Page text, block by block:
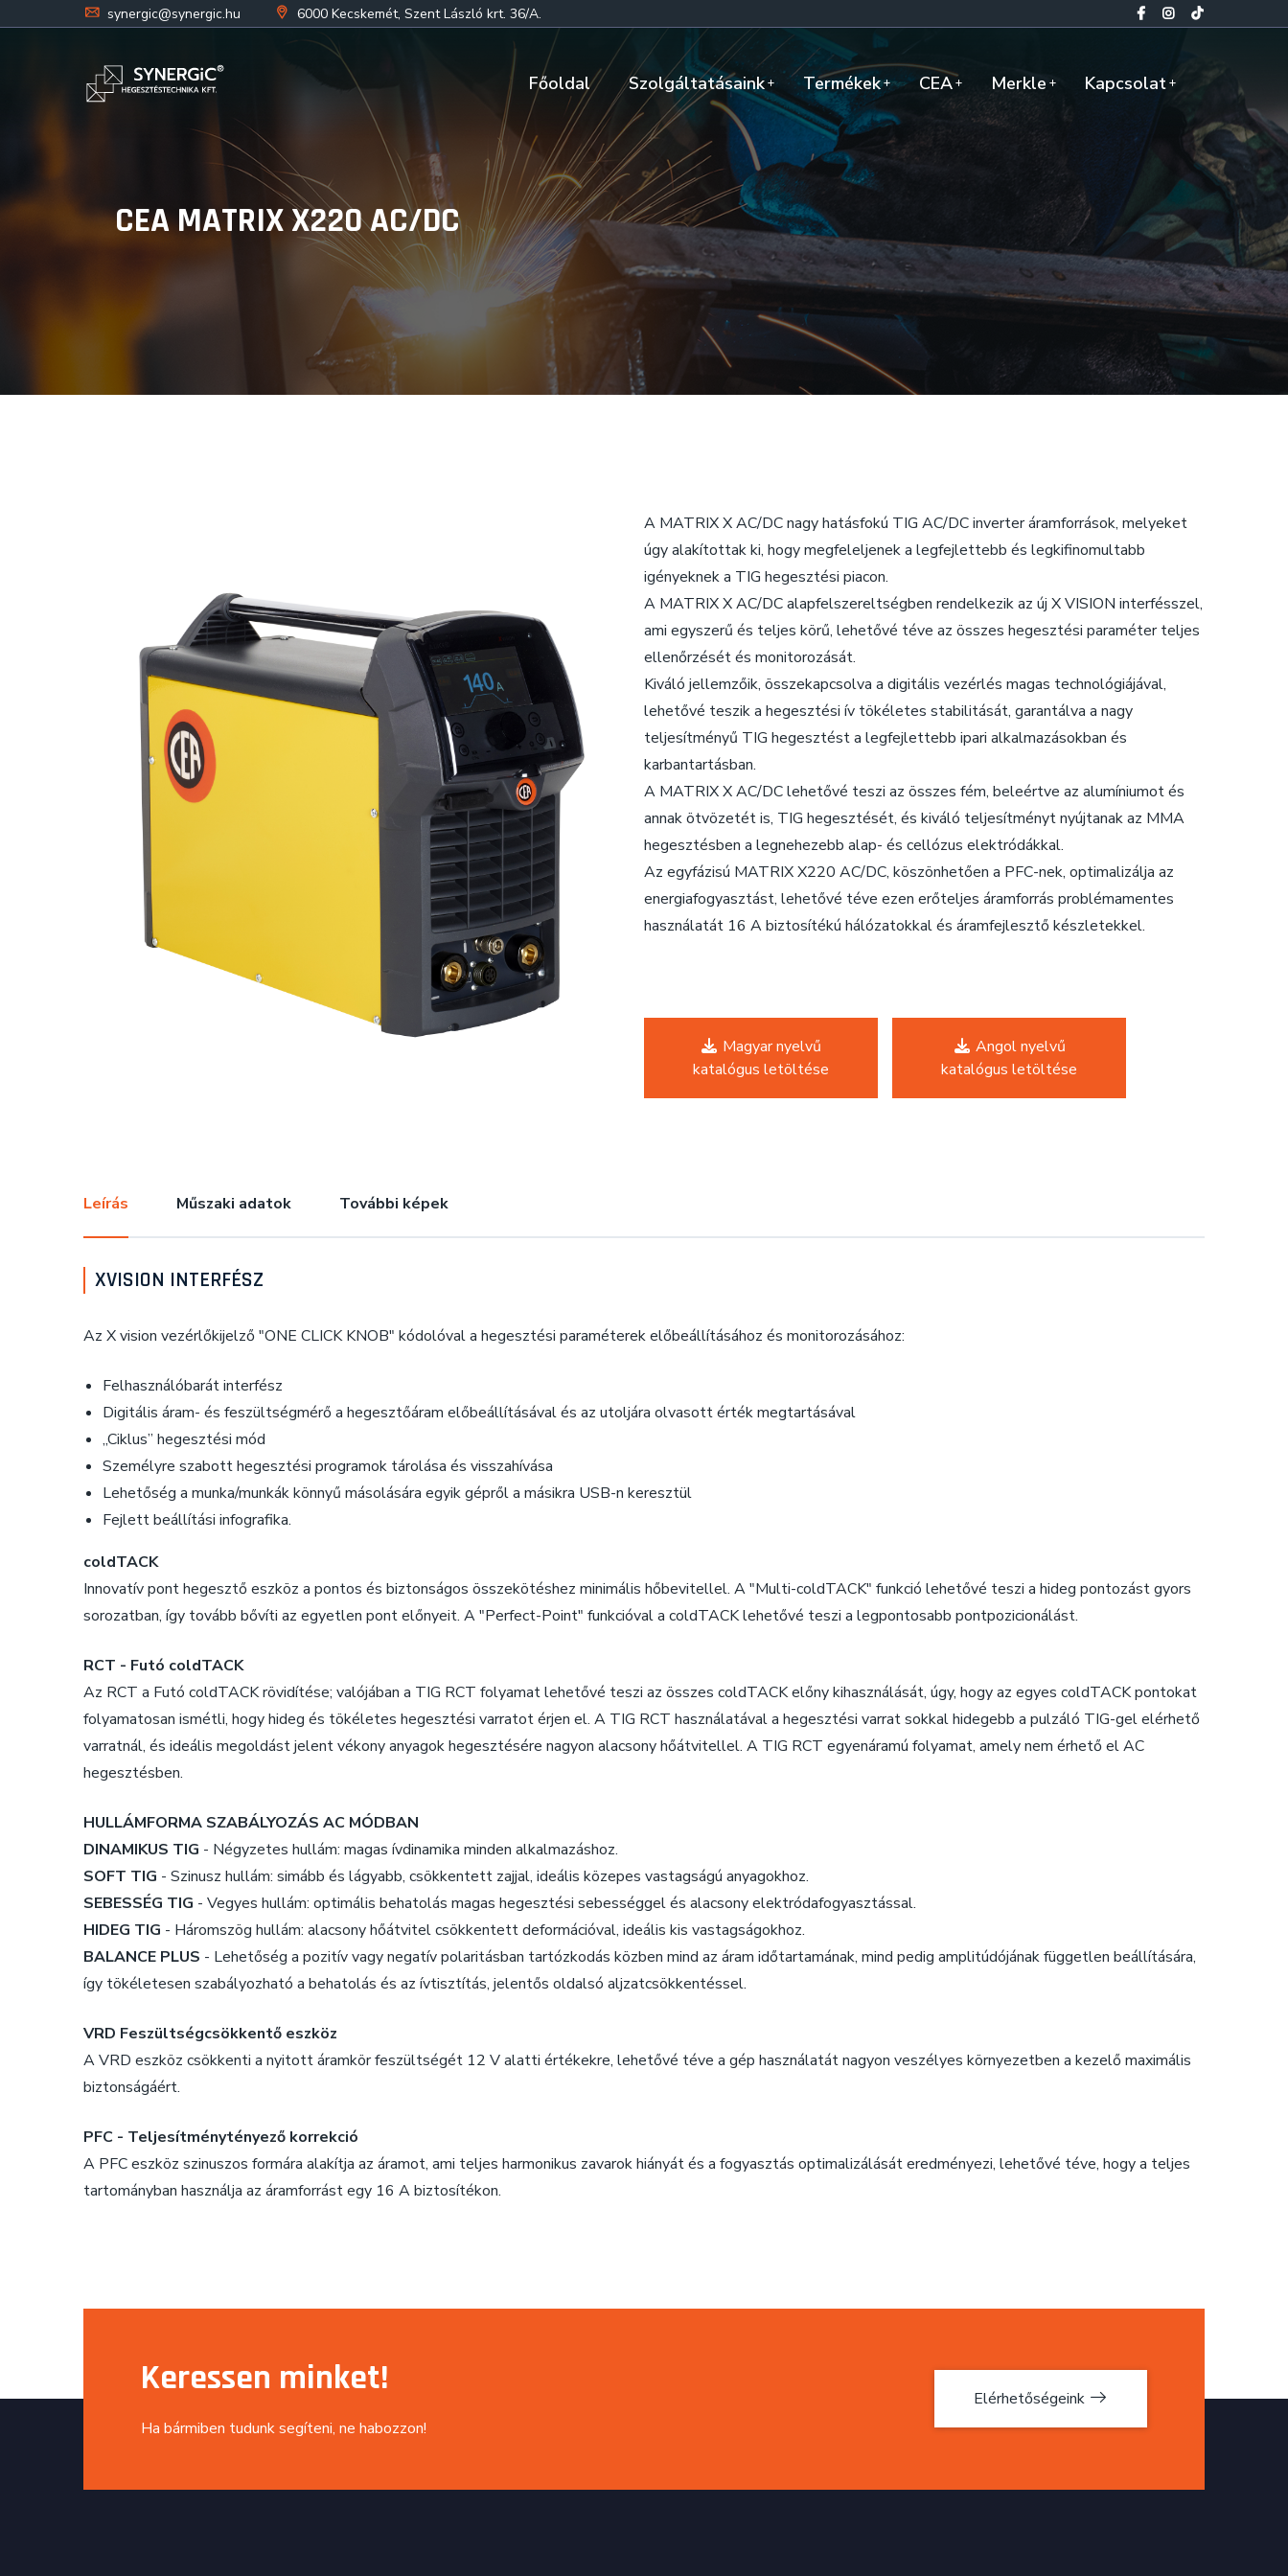
synergic@synergic.hu 6000 Kecskemét, Szent László krt. 36/A.
Főoldal Szolgáltatásaink Termékek CEA Merkle Kapcsolat
CEA MATRIX X220 AC/DC
A MATRIX X AC/DC nagy hatásfokú TIG AC/DC inverter áramforrások, melyeket
úgy alakítottak ki, hogy megfeleljenek a legfejlettebb és legkifinomultabb
igényeknek a TIG hegesztési piacon.
A MATRIX X AC/DC alapfelszereltségben rendelkezik az új X VISION interfésszel,
ami egyszerű és teljes körű, lehetővé téve az összes hegesztési paraméter teljes
ellenőrzését és monitorozását.
Kiváló jellemzőik, összekapcsolva a digitális vezérlés magas technológiájával,
lehetővé teszik a hegesztési ív tökéletes stabilitását, garantálva a nagy
teljesítményű TIG hegesztést a legfejlettebb ipari alkalmazásokban és
karbantartásban.
A MATRIX X AC/DC lehetővé teszi az összes fém, beleértve az alumíniumot és
annak ötvözetét is, TIG hegesztését, és kiváló teljesítményt nyújtanak az MMA
hegesztésben a legnehezebb alap- és cellózus elektródákkal.
Az egyfázisú MATRIX X220 AC/DC, köszönhetően a PFC-nek, optimalizálja az
energiafogyasztást, lehetővé téve ezen erőteljes áramforrás problémamentes
használatát 16 A biztosítékú hálózatokkal és áramfejlesztő készletekkel.
Magyar nyelvű
katalógus letöltése
Angol nyelvű
katalógus letöltése
Leírás Műszaki adatok További képek
XVISION INTERFÉSZ
Az X vision vezérlőkijelző "ONE CLICK KNOB" kódolóval a hegesztési paraméterek előbeállításához és monitorozásához:
Felhasználóbarát interfész
Digitális áram- és feszültségmérő a hegesztőáram előbeállításával és az utoljára olvasott érték megtartásával
„Ciklus” hegesztési mód
Személyre szabott hegesztési programok tárolása és visszahívása
Lehetőség a munka/munkák könnyű másolására egyik gépről a másikra USB-n keresztül
Fejlett beállítási infografika.
coldTACK
Innovatív pont hegesztő eszköz a pontos és biztonságos összekötéshez minimális hőbevitellel. A "Multi-coldTACK" funkció lehetővé teszi a hideg pontozást gyors
sorozatban, így tovább bővíti az egyetlen pont előnyeit. A "Perfect-Point" funkcióval a coldTACK lehetővé teszi a legpontosabb pontpozicionálást.
RCT - Futó coldTACK
Az RCT a Futó coldTACK rövidítése; valójában a TIG RCT folyamat lehetővé teszi az összes coldTACK előny kihasználását, úgy, hogy az egyes coldTACK pontokat
folyamatosan ismétli, hogy hideg és tökéletes hegesztési varratot érjen el. A TIG RCT használatával a hegesztési varrat sokkal hidegebb a pulzáló TIG-gel elérhető
varratnál, és ideális megoldást jelent vékony anyagok hegesztésére nagyon alacsony hőátvitellel. A TIG RCT egyenáramú folyamat, amely nem érhető el AC
hegesztésben.
HULLÁMFORMA SZABÁLYOZÁS AC MÓDBAN
DINAMIKUS TIG - Négyzetes hullám: magas ívdinamika minden alkalmazáshoz.
SOFT TIG - Szinusz hullám: simább és lágyabb, csökkentett zajjal, ideális közepes vastagságú anyagokhoz.
SEBESSÉG TIG - Vegyes hullám: optimális behatolás magas hegesztési sebességgel és alacsony elektródafogyasztással.
HIDEG TIG - Háromszög hullám: alacsony hőátvitel csökkentett deformációval, ideális kis vastagságokhoz.
BALANCE PLUS - Lehetőség a pozitív vagy negatív polaritásban tartózkodás közben mind az áram időtartamának, mind pedig amplitúdójának független beállítására,
így tökéletesen szabályozható a behatolás és az ívtisztítás, jelentős oldalsó aljzatcsökkentéssel.
VRD Feszültségcsökkentő eszköz
A VRD eszköz csökkenti a nyitott áramkör feszültségét 12 V alatti értékekre, lehetővé téve a gép használatát nagyon veszélyes környezetben a kezelő maximális
biztonságáért.
PFC - Teljesítménytényező korrekció
A PFC eszköz szinuszos formára alakítja az áramot, ami teljes harmonikus zavarok hiányát és a fogyasztás optimalizálását eredményezi, lehetővé téve, hogy a teljes
tartományban használja az áramforrást egy 16 A biztosítékon.
Keressen minket!
Ha bármiben tudunk segíteni, ne habozzon!
Elérhetőségeink